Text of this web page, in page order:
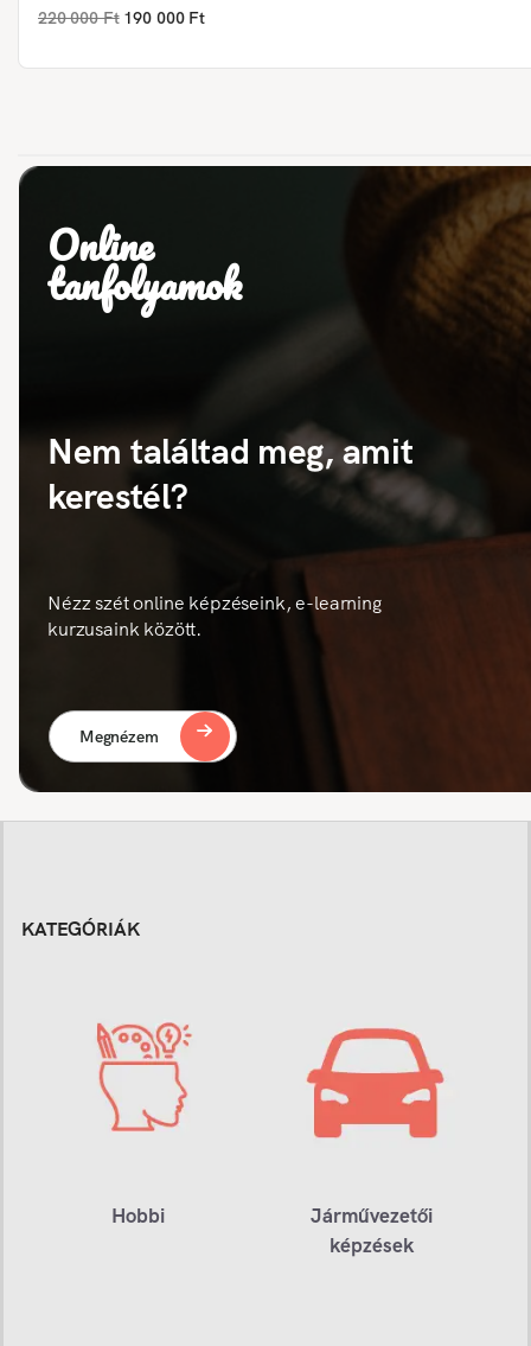
220 000 Ft 190 000 Ft
Online
tanfolyamok
Nem találtad meg, amit
kerestél?
Nézz szét online képzéseink, e-learning
kurzusaink között.
Megnézem
KATEGÓRIÁK
Hobbi
Járművezetői
képzések